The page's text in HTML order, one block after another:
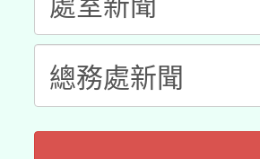
接種之民眾
月28日止